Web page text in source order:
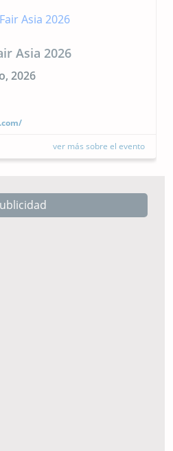
2026
2026
ver más sobre el evento